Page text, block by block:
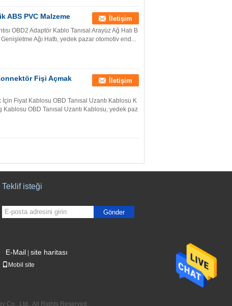
ABS PVC Malzeme İletişim
OBD2 Adaptör Kablo Tanısal Arayüz Ağ Hatı B
Ağı Hattı, yedek pazar otomotiv end...
Fişi Açmak
İletişim
Fiyat Kablosu OBD Tanısal Uzantı Kablosu K
Kablosu OBD Tanısal Uzantı Kablosu, yedek paz
Teklif isteği
Gönder
E-Mail site haritası
Mobil site
Co., Ltd.. All Rights Reserved.